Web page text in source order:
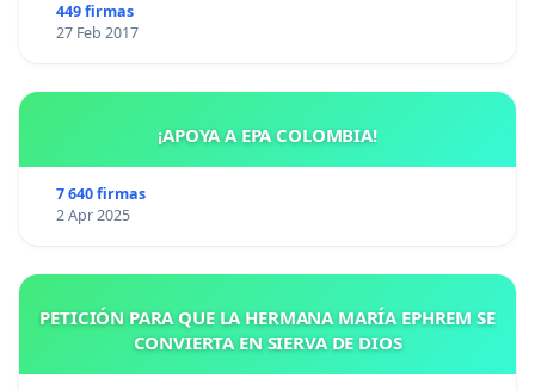
449 firmas
27 Feb 2017
¡APOYA A EPA COLOMBIA!
7 640 firmas
2 Apr 2025
PETICIÓN PARA QUE LA HERMANA MARÍA EPHREM SE
CONVIERTA EN SIERVA DE DIOS